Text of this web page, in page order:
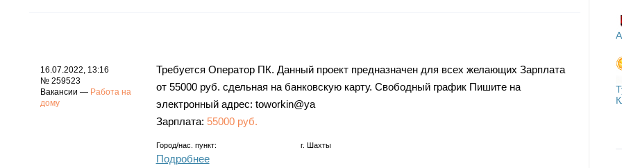
16.07.2022, 13:16
№ 259523
Вакансии — Работа на
дому
Требуется Оператор ПК. Данный проект предназначен для всех желающих Зарплата
от 55000 руб. сдельная на банковскую карту. Свободный график Пишите на
электронный адрес: toworkin@ya
Зарплата: 55000 руб.
Город/нас. пункт: г. Шахты
Подробнее